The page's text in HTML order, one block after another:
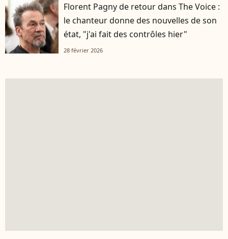
Florent Pagny de retour dans The Voice :
le chanteur donne des nouvelles de son
état, "j'ai fait des contrôles hier"
28 février 2026